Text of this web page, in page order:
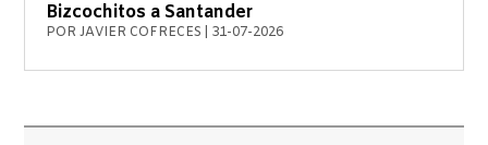
Bizcochitos a Santander
PORJAVIER COFRECES 31-07-2026